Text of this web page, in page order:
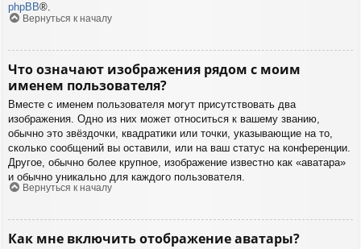
phpBB®.
Вернуться к началу
Что означают изображения рядом с моим
именем пользователя?
Вместе с именем пользователя могут присутствовать два
изображения. Одно из них может относиться к вашему званию,
обычно это звёздочки, квадратики или точки, указывающие на то,
сколько сообщений вы оставили, или на ваш статус на конференции.
Другое, обычно более крупное, изображение известно как «аватара»
и обычно уникально для каждого пользователя.
Вернуться к началу
Как мне включить отображение аватары?